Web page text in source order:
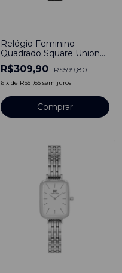
Relógio Feminino
Quadrado Square Union
Black Gold Aço inoxidável
R$309,90 R$599,80
6 x de R$51,65 sem juros
Comprar